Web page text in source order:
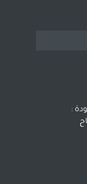
: